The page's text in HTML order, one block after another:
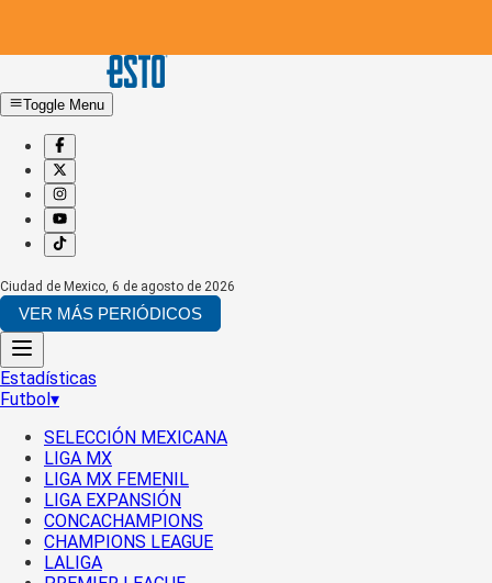
Toggle Menu
Ciudad de Mexico, 6 de agosto de 2026
VER MÁS PERIÓDICOS
Estadísticas
Futbol▾
SELECCIÓN MEXICANA
LIGA MX
LIGA MX FEMENIL
LIGA EXPANSIÓN
CONCACHAMPIONS
CHAMPIONS LEAGUE
LALIGA